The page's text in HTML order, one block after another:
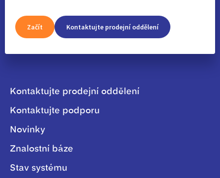
Začít Kontaktujte prodejní oddělení
Kontaktujte prodejní oddělení
Kontaktujte podporu
Novinky
Znalostní báze
Stav systému